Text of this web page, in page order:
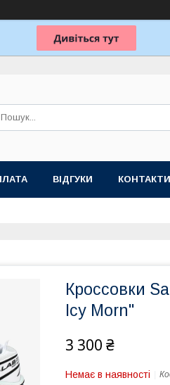
ВІДГУКИ КОНТАКТИ
Кроссовки
Icy Morn"
3 300 ₴
Немає в наявності